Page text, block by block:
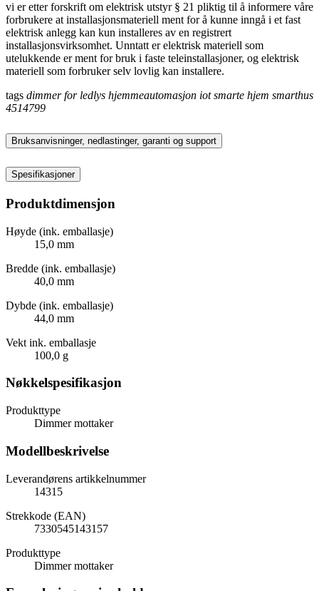
vi er etter forskrift om elektrisk utstyr § 21 pliktig til å informere våre
forbrukere at installasjonsmateriell ment for å kunne inngå i et fast
elektrisk anlegg kan kun installeres av en registrert
installasjonsvirksomhet. Unntatt er elektrisk materiell som
utelukkende er ment for bruk i faste teleinstallasjoner, og elektrisk
materiell som forbruker selv lovlig kan installere.
tags dimmer for ledlys hjemmeautomasjon iot smarte hjem smarthus
4514799
Bruksanvisninger, nedlastinger, garanti og support
Spesifikasjoner
Produktdimensjon
Høyde (ink. emballasje)
15,0 mm
Bredde (ink. emballasje)
40,0 mm
Dybde (ink. emballasje)
44,0 mm
Vekt ink. emballasje
100,0 g
Nøkkelspesifikasjon
Produkttype
Dimmer mottaker
Modellbeskrivelse
Leverandørens artikkelnummer
14315
Strekkode (EAN)
7330545143157
Produkttype
Dimmer mottaker